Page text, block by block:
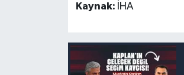
Kaynak: İHA